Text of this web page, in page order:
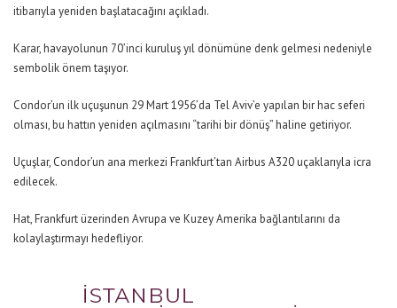
itibarıyla yeniden başlatacağını açıkladı.
Karar, havayolunun 70’inci kuruluş yıl dönümüne denk gelmesi nedeniyle
sembolik önem taşıyor.
Condor’un ilk uçuşunun 29 Mart 1956’da Tel Aviv’e yapılan bir hac seferi
olması, bu hattın yeniden açılmasını “tarihi bir dönüş” haline getiriyor.
Uçuşlar, Condor’un ana merkezi Frankfurt’tan Airbus A320 uçaklarıyla icra
edilecek.
Hat, Frankfurt üzerinden Avrupa ve Kuzey Amerika bağlantılarını da
kolaylaştırmayı hedefliyor.